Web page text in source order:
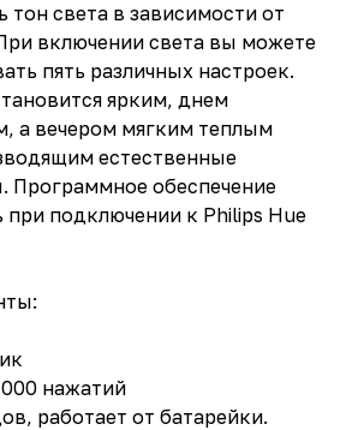
тон света в зависимости от
включении света вы можете
пять различных настроек.
ярким, днем
а вечером мягким теплым
естественные
Программное обеспечение
подключении к Philips Hue
нажатий
работает от батарейки.